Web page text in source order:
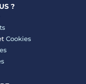
?
Cookies